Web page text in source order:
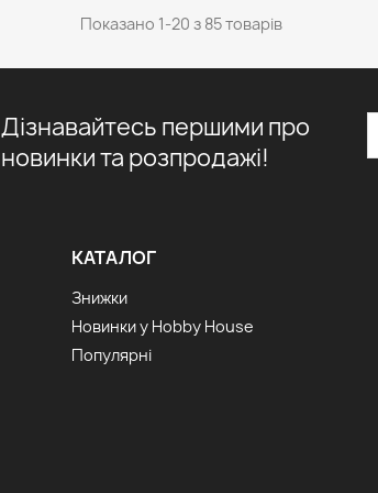
Показано 1-20 з 85 товарів
Дізнавайтесь першими про
новинки та розпродажі!
КАТАЛОГ
Знижки
Новинки у Hobby House
Популярні